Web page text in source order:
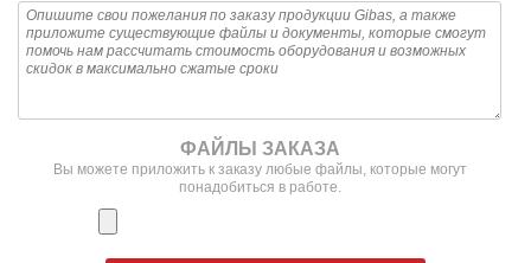
ФАЙЛЫ ЗАКАЗА
Вы можете приложить к заказу любые файлы, которые могут
понадобиться в работе.